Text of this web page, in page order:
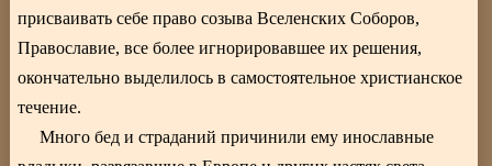
присваивать себе право созыва Вселенских Соборов,
Православие, все более игнорировавшее их решения,
окончательно выделилось в самостоятельное христианское
течение.
Много бед и страданий причинили ему инославные